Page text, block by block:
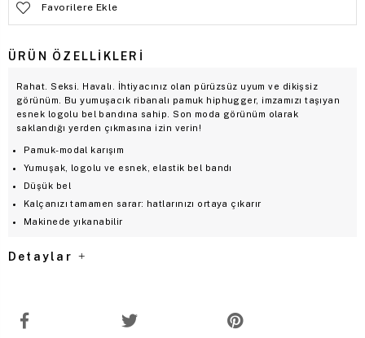
Favorilere Ekle
ÜRÜN ÖZELLIKLERI
Rahat. Seksi. Havalı. İhtiyacınız olan pürüzsüz uyum ve dikişsiz
görünüm. Bu yumuşacık ribanalı pamuk hiphugger, imzamızı taşıyan
esnek logolu bel bandına sahip. Son moda görünüm olarak
saklandığı yerden çıkmasına izin verin!
Pamuk-modal karışım
Yumuşak, logolu ve esnek, elastik bel bandı
Düşük bel
Kalçanızı tamamen sarar: hatlarınızı ortaya çıkarır
Makinede yıkanabilir
Detaylar